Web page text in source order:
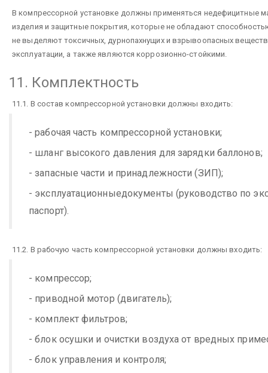
В компрессорной установке должны применяться недефицитные
изделия и защитные покрытия, которые не обладают
не выделяют токсичных, дурнопахнущих и взрывоопасных
эксплуатации, а также являются коррозионно-стойкими.
11. Комплектность
11.1. В состав компрессорной установки должны входить:
- рабочая часть компрессорной установки;
- шланг высокого давления для зарядки баллонов;
- запасные части и принадлежности (ЗИП);
- эксплуатационныедокументы (руководство по
паспорт).
11.2. В рабочую часть компрессорной установки должны входить:
- компрессор;
- приводной мотор (двигатель);
- комплект фильтров;
- блок осушки и очистки воздуха от вредных
- блок управления и контроля;